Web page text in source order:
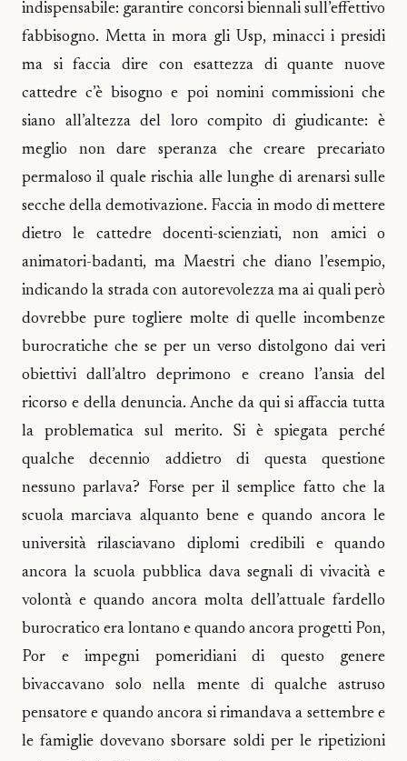
indispensabile: garantire concorsi biennali sull’effettivo
fabbisogno. Metta in mora gli Usp, minacci i presidi
ma si faccia dire con esattezza di quante nuove
cattedre c’è bisogno e poi nomini commissioni che
siano all’altezza del loro compito di giudicante: è
meglio non dare speranza che creare precariato
permaloso il quale rischia alle lunghe di arenarsi sulle
secche della demotivazione. Faccia in modo di mettere
dietro le cattedre docenti-scienziati, non amici o
animatori-badanti, ma Maestri che diano l’esempio,
indicando la strada con autorevolezza ma ai quali però
dovrebbe pure togliere molte di quelle incombenze
burocratiche che se per un verso distolgono dai veri
obiettivi dall’altro deprimono e creano l’ansia del
ricorso e della denuncia. Anche da qui si affaccia tutta
la problematica sul merito. Si è spiegata perché
qualche decennio addietro di questa questione
nessuno parlava? Forse per il semplice fatto che la
scuola marciava alquanto bene e quando ancora le
università rilasciavano diplomi credibili e quando
ancora la scuola pubblica dava segnali di vivacità e
volontà e quando ancora molta dell’attuale fardello
burocratico era lontano e quando ancora progetti Pon,
Por e impegni pomeridiani di questo genere
bivaccavano solo nella mente di qualche astruso
pensatore e quando ancora si rimandava a settembre e
le famiglie dovevano sborsare soldi per le ripetizioni